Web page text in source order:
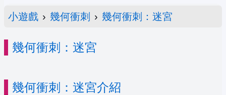
小遊戲 › 幾何衝刺 › 幾何衝刺：迷宮
幾何衝刺：迷宮
幾何衝刺：迷宮介紹